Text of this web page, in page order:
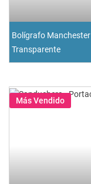
Bolígrafo Manchester
Transparente
Más Vendido